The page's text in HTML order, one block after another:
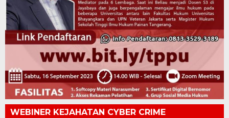
WEBINER KEJAHATAN CYBER CRIME